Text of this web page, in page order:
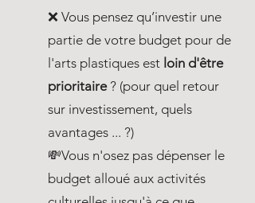
❌ Vous pensez qu’investir une
partie de votre budget pour de
l'arts plastiques est loin d'être
prioritaire? (pour quel retour
sur investissement, quels
avantages ... ?)
💸Vous n'osez pas dépenser le
budget alloué aux activités